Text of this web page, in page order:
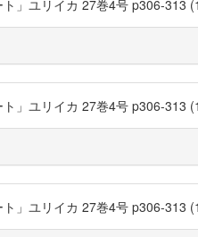
」ユリイカ 27巻4号 p306-
」ユリイカ 27巻4号 p306-
」ユリイカ 27巻4号 p306-